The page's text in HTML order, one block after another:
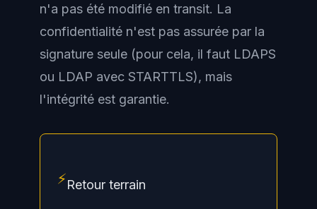
n'a pas été modifié en transit. La
confidentialité n'est pas assurée par la
signature seule (pour cela, il faut LDAPS
ou LDAP avec STARTTLS), mais
l'intégrité est garantie.
⚡Retour terrain